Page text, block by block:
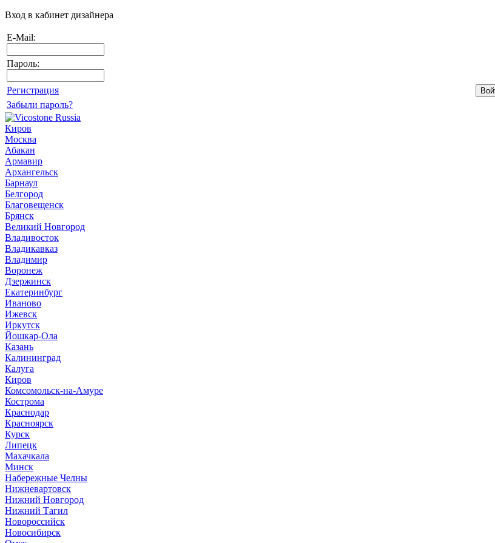
Вход в кабинет дизайнера
E-Mail:
Пароль:
Регистрация
Забыли пароль?
Киров
Москва
Абакан
Армавир
Архангельск
Барнаул
Белгород
Благовещенск
Брянск
Великий Новгород
Владивосток
Владикавказ
Владимир
Воронеж
Дзержинск
Екатеринбург
Иваново
Ижевск
Иркутск
Йошкар-Ола
Казань
Калининград
Калуга
Киров
Комсомольск-на-Амуре
Кострома
Краснодар
Красноярск
Курск
Липецк
Махачкала
Минск
Набережные Челны
Нижневартовск
Нижний Новгород
Нижний Тагил
Новороссийск
Новосибирск